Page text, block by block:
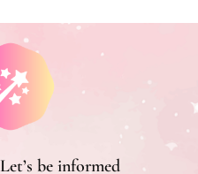
Let’s be informed